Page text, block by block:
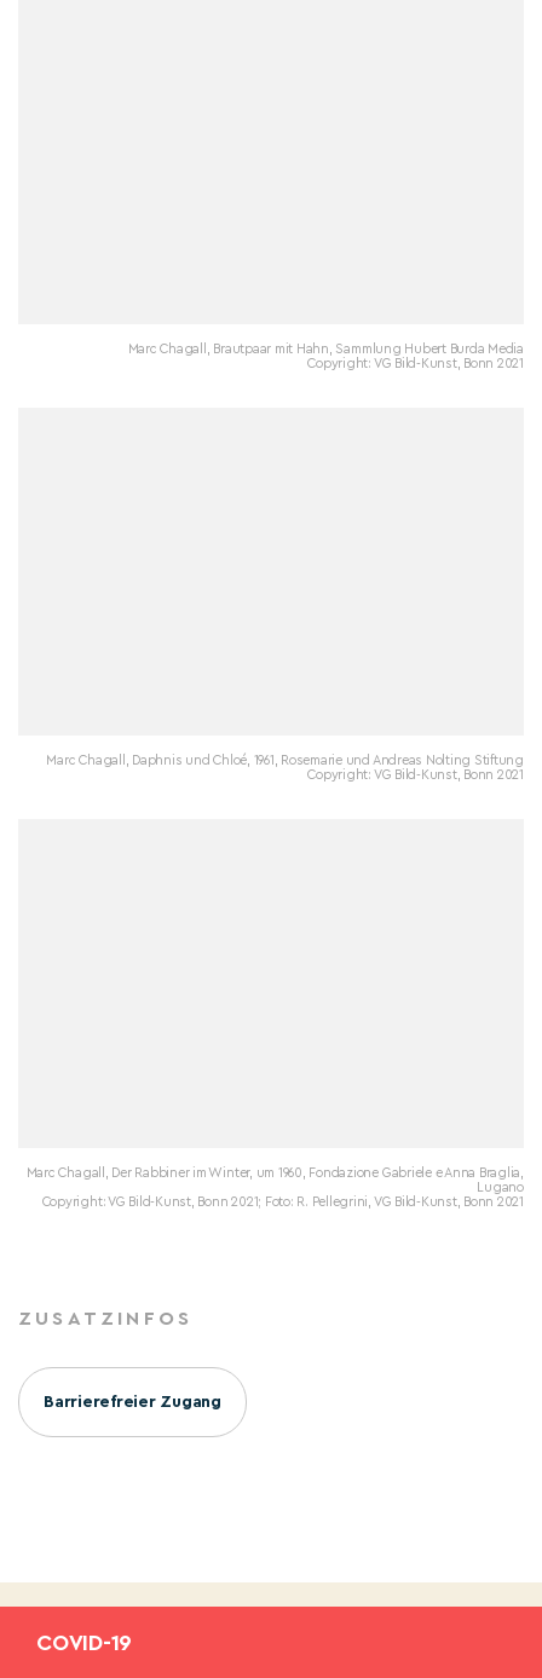
Marc Chagall, Brautpaar mit Hahn, Sammlung Hubert Burda Media
Copyright: VG Bild-Kunst, Bonn 2021
Marc Chagall, Daphnis und Chloé, 1961, Rosemarie und Andreas Nolting Stiftung
Copyright: VG Bild-Kunst, Bonn 2021
Marc Chagall, Der Rabbiner im Winter, um 1960, Fondazione Gabriele e Anna Braglia,
Lugano
Copyright: VG Bild-Kunst, Bonn 2021; Foto: R. Pellegrini, VG Bild-Kunst, Bonn 2021
ZUSATZINFOS
Barrierefreier Zugang
COVID-19